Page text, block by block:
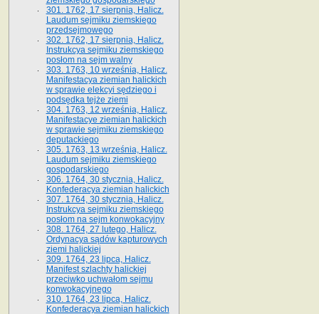
301. 1762, 17 sierpnia, Halicz.
Laudum sejmiku ziemskiego
przedsejmowego
302. 1762, 17 sierpnia, Halicz.
Instrukcya sejmiku ziemskiego
posłom na sejm walny
303. 1763, 10 września, Halicz.
Manifestacya ziemian halickich
w sprawie elekcyi sędziego i
podsędka tejże ziemi
304. 1763, 12 września, Halicz.
Manifestacye ziemian halickich
w sprawie sejmiku ziemskiego
deputackiego
305. 1763, 13 września, Halicz.
Laudum sejmiku ziemskiego
gospodarskiego
306. 1764, 30 stycznia, Halicz.
Konfederacya ziemian halickich
307. 1764, 30 stycznia, Halicz.
Instrukcya sejmiku ziemskiego
posłom na sejm konwokacyjny
308. 1764, 27 lutego, Halicz.
Ordynacya sądów kapturowych
ziemi halickiej
309. 1764, 23 lipca, Halicz.
Manifest szlachty halickiej
przeciwko uchwałom sejmu
konwokacyjnego
310. 1764, 23 lipca, Halicz.
Konfederacya ziemian halickich